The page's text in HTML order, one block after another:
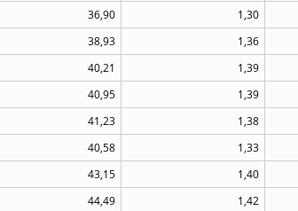
36,90 1,30
38,93 1,36
40,21 1,39
40,95 1,39
41,23 1,38
40,58 1,33
43,15 1,40
44,49 1,42